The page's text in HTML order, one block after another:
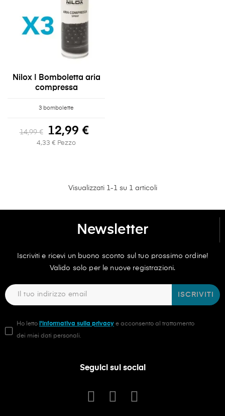
Nilox | Bomboletta aria
compressa
3 bombolette
14,99 € 12,99 €
4,33 € Pezzo
Visualizzati 1-1 su 1 articoli
Newsletter
Iscriviti e ricevi un buono sconto sul tuo prossimo ordine!
Valido solo per le nuove registrazioni.
ISCRIVITI
Ho letto l'informativa sulla privacy e acconsento al trattamento
dei miei dati personali.
Seguici sui social